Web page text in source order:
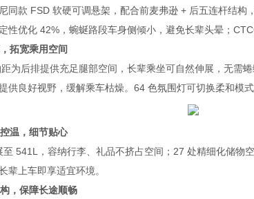
款 FSD 软硬可调悬架，配合前麦弗逊 + 后五连杆结构
性优化 42%，蜿蜒路段车身侧倾小，避免长辈头晕；
宽乘用空间
后排提供充足腿部空间，长辈乘坐可自然伸展，无需蜷
供良好视野，缓解乘车枯燥。64 色氛围灯可切换柔和模式
温，细节贴心
，容纳行李、礼品不挤占空间；27 处精细化储物空
辈上车即享适宜环境。
保障长途顺畅